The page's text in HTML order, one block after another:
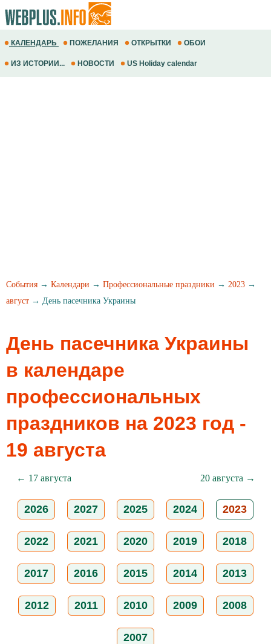
КАЛЕНДАРЬ ПОЖЕЛАНИЯ ОТКРЫТКИ ОБОИ
ИЗ ИСТОРИИ... НОВОСТИ US Holiday calendar
События → Календари → Профессиональные праздники → 2023 →
август → День пасечника Украины
День пасечника Украины
в календаре
профессиональных
праздников на 2023 год -
19 августа
← 17 августа 20 августа →
2026 2027 2025 2024 2023
2022 2021 2020 2019 2018
2017 2016 2015 2014 2013
2012 2011 2010 2009 2008
2007